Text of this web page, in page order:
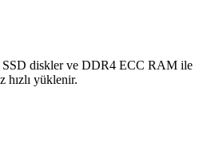
diskler ve DDR4 ECC RAM ile
hızlı yüklenir.